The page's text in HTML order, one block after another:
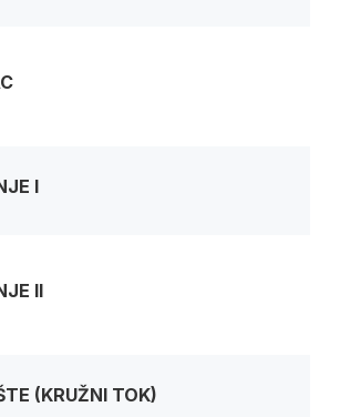
I
II
(KRUŽNI TOK)